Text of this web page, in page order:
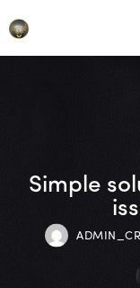
Simple